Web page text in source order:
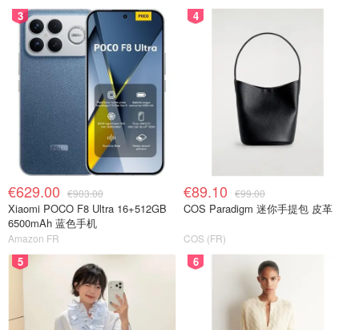
3
€629.00 €903.00
Xiaomi POCO F8 Ultra 16+512GB
6500mAh 蓝色手机
Amazon FR
4
€89.10 €99.00
COS Paradigm 迷你手提包 皮革
COS (FR)
5 6